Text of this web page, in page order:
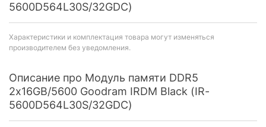
5600D564L30S/32GDC)
Характеристики и комплектация товара могут изменяться
производителем без уведомления.
Описание про Модуль памяти DDR5
2x16GB/5600 Goodram IRDM Black (IR-
5600D564L30S/32GDC)